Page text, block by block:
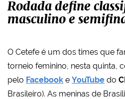
Rodada define
masculino e
O Cetefe é um dos times que
torneio feminino, nesta quinta,
pelo Facebook e YouTube do
Brasileiro). As meninas de